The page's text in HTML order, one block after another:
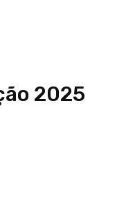
2025